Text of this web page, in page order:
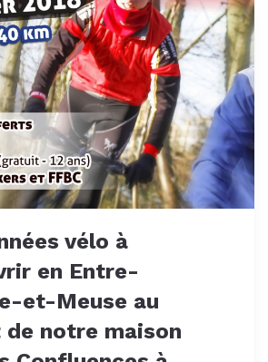
vélo à
en Entre-
et-Meuse au
notre maison